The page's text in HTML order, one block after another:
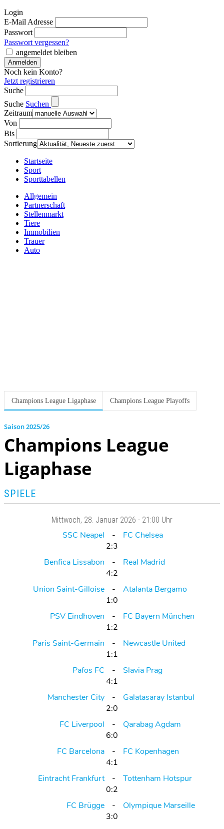
Login
E-Mail Adresse
Passwort
Passwort vergessen?
angemeldet bleiben
Noch kein Konto?
Jetzt registrieren
Suche
Suche Suchen
Zeitraum
Von
Bis
Sortierung
Startseite
Sport
Sporttabellen
Allgemein
Partnerschaft
Stellenmarkt
Tiere
Immobilien
Trauer
Auto
Champions League Ligaphase Champions League Playoffs
2025/26
Champions League
Ligaphase
SPIELE
Mittwoch, 28. Januar 2026 - 21:00 Uhr
SSC Neapel
FC Chelsea
2:3
Benfica Lissabon
Real Madrid
4:2
Union Saint-Gilloise
Atalanta Bergamo
1:0
PSV Eindhoven
FC Bayern München
1:2
Paris Saint-Germain
Newcastle United
1:1
Pafos FC
Slavia Prag
4:1
Manchester City
Galatasaray Istanbul
2:0
FC Liverpool
Qarabag Agdam
6:0
FC Barcelona
FC Kopenhagen
4:1
Eintracht Frankfurt
Tottenham Hotspur
0:2
FC Brügge
Olympique Marseille
3:0